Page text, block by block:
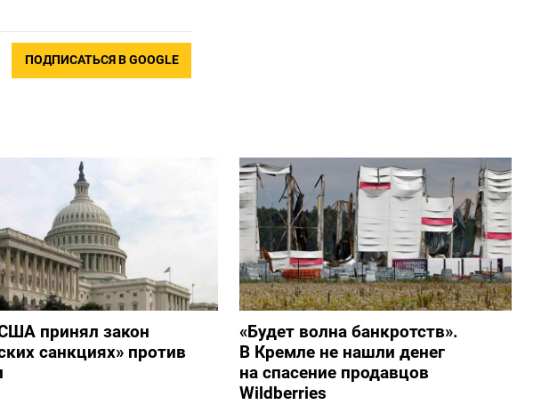
ПОДПИСАТЬСЯ В GOOGLE
принял закон
санкциях» против
«Будет волна банкротств».
В Кремле не нашли денег
на спасение продавцов
Wildberries